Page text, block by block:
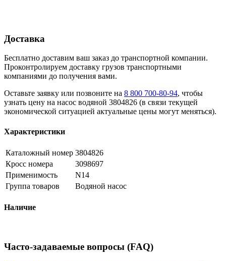
Доставка
Бесплатно доставим ваш заказ до транспортной компании.
Проконтролируем доставку грузов транспортными
компаниями до получения вами.
Оставьте заявку или позвоните на 8 800 700-80-94, чтобы
узнать цену на насос водяной 3804826 (в связи текущей
экономической ситуацией актуальные цены могут меняться).
Характеристики
Каталожный номер 3804826
Кросс номера
3098697
Применимость
N14
Группа товаров
Водяной насос
Наличие
Часто-задаваемые вопросы (FAQ)